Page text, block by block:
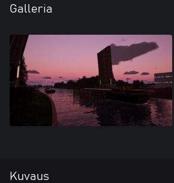
Galleria
Kuvaus